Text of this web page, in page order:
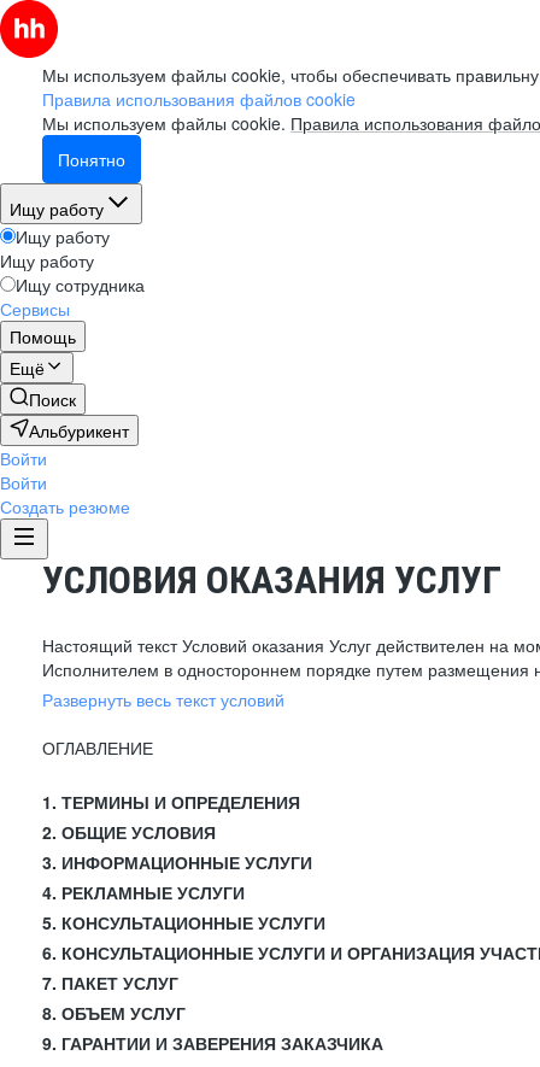
Мы используем файлы cookie, чтобы обеспечивать
Правила использования файлов cookie
Мы используем файлы cookie. Правила использования
Понятно
Ищу работу
Ищу работу
Ищу работу
Ищу сотрудника
Сервисы
Помощь
Ещё
Поиск
Альбурикент
Войти
Войти
Создать резюме
УСЛОВИЯ ОКАЗАНИЯ УСЛУГ
Настоящий текст Условий оказания Услуг действителен на
Исполнителем в одностороннем порядке путем размещения
Развернуть весь текст условий
ОГЛАВЛЕНИЕ
1. ТЕРМИНЫ И ОПРЕДЕЛЕНИЯ
2. ОБЩИЕ УСЛОВИЯ
3. ИНФОРМАЦИОННЫЕ УСЛУГИ
4. РЕКЛАМНЫЕ УСЛУГИ
5. КОНСУЛЬТАЦИОННЫЕ УСЛУГИ
6. КОНСУЛЬТАЦИОННЫЕ УСЛУГИ И ОРГАНИЗАЦИЯ
7. ПАКЕТ УСЛУГ
8. ОБЪЕМ УСЛУГ
9. ГАРАНТИИ И ЗАВЕРЕНИЯ ЗАКАЗЧИКА